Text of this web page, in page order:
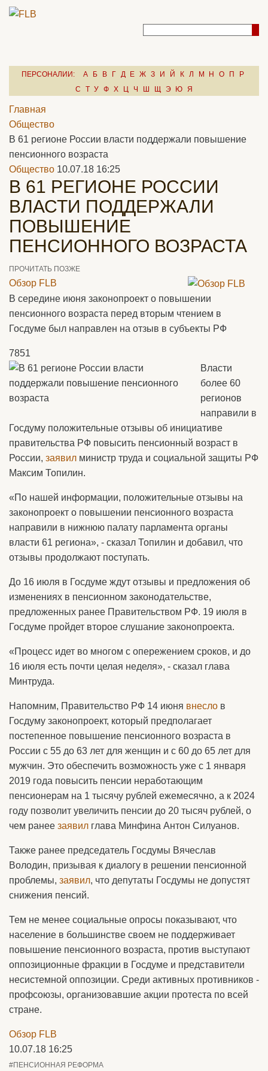
ПЕРСОНАЛИИ: А Б В Г Д Е Ж З И Й К Л М Н О П
Р
С
Т У Ф Х Ц Ч Ш Щ Э Ю Я
Главная
Общество
В 61 регионе России власти поддержали повышение
пенсионного возраста
Общество 10.07.18 16:25
В 61 РЕГИОНЕ РОССИИ
ВЛАСТИ ПОДДЕРЖАЛИ
ПОВЫШЕНИЕ
ПЕНСИОННОГО ВОЗРАСТА
ПРОЧИТАТЬ ПОЗЖЕ
Обзор FLB
В середине июня законопроект о повышении
пенсионного возраста перед вторым чтением в
Госдуме был направлен на отзыв в субъекты РФ
7851
Власти
более 60
регионов
направили в
Госдуму положительные отзывы об инициативе
правительства РФ повысить пенсионный возраст в
России, заявил министр труда и социальной защиты РФ
Максим Топилин.
«По нашей информации, положительные отзывы на
законопроект о повышении пенсионного возраста
направили в нижнюю палату парламента органы
власти 61 региона», - сказал Топилин и добавил, что
отзывы продолжают поступать.
До 16 июля в Госдуме ждут отзывы и предложения об
изменениях в пенсионном законодательстве,
предложенных ранее Правительством РФ. 19 июля в
Госдуме пройдет второе слушание законопроекта.
«Процесс идет во многом с опережением сроков, и до
16 июля есть почти целая неделя», - сказал глава
Минтруда.
Напомним, Правительство РФ 14 июня внесло в
Госдуму законопроект, который предполагает
постепенное повышение пенсионного возраста в
России с 55 до 63 лет для женщин и с 60 до 65 лет для
мужчин. Это обеспечить возможность уже с 1 января
2019 года повысить пенсии неработающим
пенсионерам на 1 тысячу рублей ежемесячно, а к 2024
году позволит увеличить пенсии до 20 тысяч рублей, о
чем ранее заявил глава Минфина Антон Силуанов.
Также ранее председатель Госдумы Вячеслав
Володин, призывая к диалогу в решении пенсионной
проблемы, заявил, что депутаты Госдумы не допустят
снижения пенсий.
Тем не менее социальные опросы показывают, что
население в большинстве своем не поддерживает
повышение пенсионного возраста, против выступают
оппозиционные фракции в Госдуме и представители
несистемной оппозиции. Среди активных противников -
профсоюзы, организовавшие акции протеста по всей
стране.
Обзор FLB
10.07.18 16:25
#ПЕНСИОННАЯ РЕФОРМА